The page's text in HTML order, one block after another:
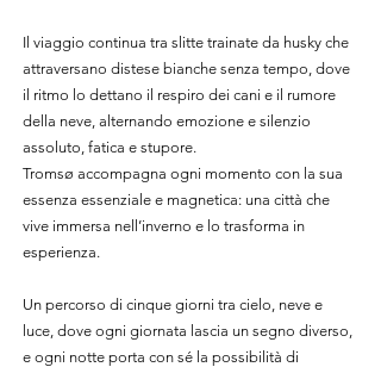
Il viaggio continua tra slitte trainate da husky che
attraversano distese bianche senza tempo, dove
il ritmo lo dettano il respiro dei cani e il rumore
della neve, alternando emozione e silenzio
assoluto, fatica e stupore.
Tromsø accompagna ogni momento con la sua
essenza essenziale e magnetica: una città che
vive immersa nell’inverno e lo trasforma in
esperienza.
Un percorso di cinque giorni tra cielo, neve e
luce, dove ogni giornata lascia un segno diverso,
e ogni notte porta con sé la possibilità di